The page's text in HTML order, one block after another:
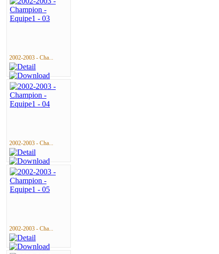
2002-2003 - Cha...
2002-2003 - Cha...
2002-2003 - Cha...